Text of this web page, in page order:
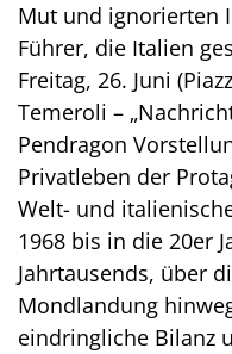
Mut und ignorierten
Führer, die Italien
Freitag, 26. Juni
Temeroli –
Pendragon
Privatleben der
Welt- und
1968 bis in die 20er
Jahrtausends, über
Mondlandung
eindringliche Bilanz